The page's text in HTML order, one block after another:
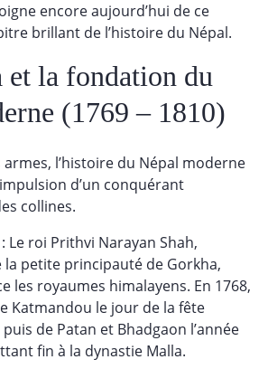
encore aujourd’hui de ce
brillant de l’histoire du Népal.
et la fondation du
(1769 – 1810)
armes, l’histoire du Népal moderne
d’un conquérant
collines.
: Le roi Prithvi Narayan Shah,
la petite principauté de Gorkha,
les royaumes himalayens. En 1768,
Katmandou le jour de la fête
puis de Patan et Bhadgaon l’année
fin à la dynastie Malla.